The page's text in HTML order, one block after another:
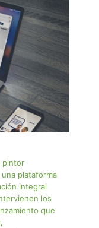
pintor
plataforma
integral
los
que